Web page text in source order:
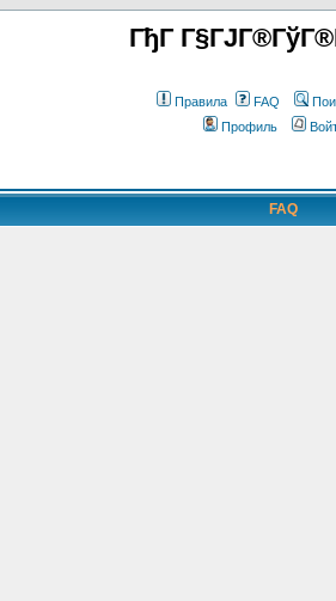
ГђГ
Правила FAQ
Профиль
FAQ